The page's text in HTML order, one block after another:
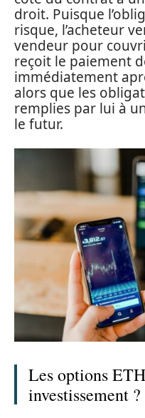
droit. Puisque
risque, l’acheteur
vendeur pour
reçoit le paiement
immédiatement
alors que les
remplies par lui à
le futur.
Les options
investissement ?